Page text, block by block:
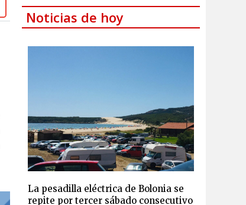
Noticias de hoy
La pesadilla eléctrica de Bolonia se
repite por tercer sábado consecutivo